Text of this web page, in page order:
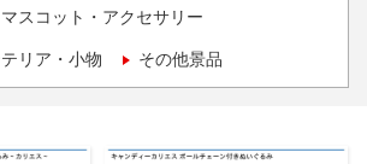
スコット・アクセサリー
リア・小物 その他景品